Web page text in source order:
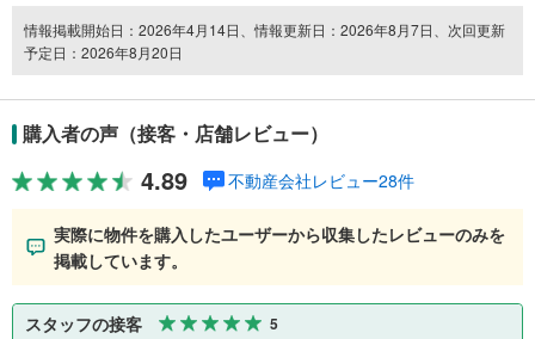
情報掲載開始日：2026年4月14日、情報更新日：2026年8月7日、次回更新
予定日：2026年8月20日
購入者の声（接客・店舗レビュー）
4.89 不動産会社レビュー28件
実際に物件を購入したユーザーから収集したレビューのみを
掲載しています。
スタッフの接客 5